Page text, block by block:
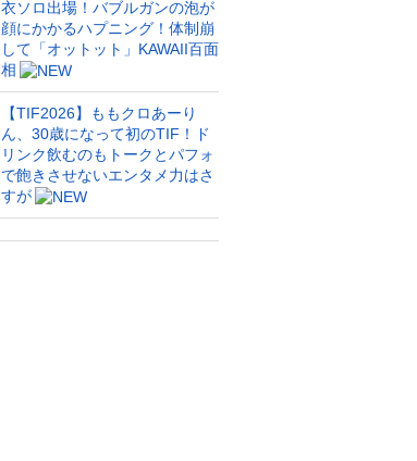
衣ソロ出場！バブルガンの泡が
顔にかかるハプニング！体制崩
して「オットット」KAWAII百面
相
【TIF2026】ももクロあーり
ん、30歳になって初のTIF！ド
リンク飲むのもトークとパフォ
で飽きさせないエンタメ力はさ
すが